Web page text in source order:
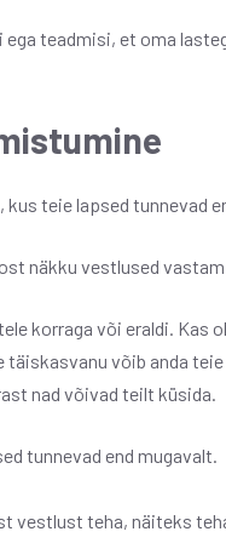
teadmisi, et oma
kus teie lapsed tunnevad
näkku vestlused
korraga või eraldi.
võib anda
nad võivad teilt küsida.
tunnevad end mugavalt.
vestlust teha, näiteks